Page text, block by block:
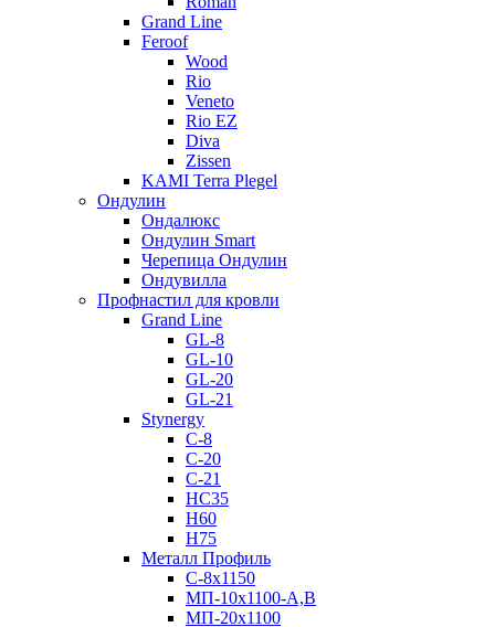
Grand Line
Feroof
Wood
Rio
Veneto
Rio EZ
Diva
Zissen
KAMI Terra Plegel
Ондулин
Ондалюкс
Ондулин Smart
Черепица Ондулин
Ондувилла
Профнастил для кровли
Grand Line
GL-8
GL-10
GL-20
GL-21
Stynergy
C-8
C-20
C-21
НС35
Н60
H75
Металл Профиль
С-8х1150
МП-10x1100-А,В
МП-20х1100